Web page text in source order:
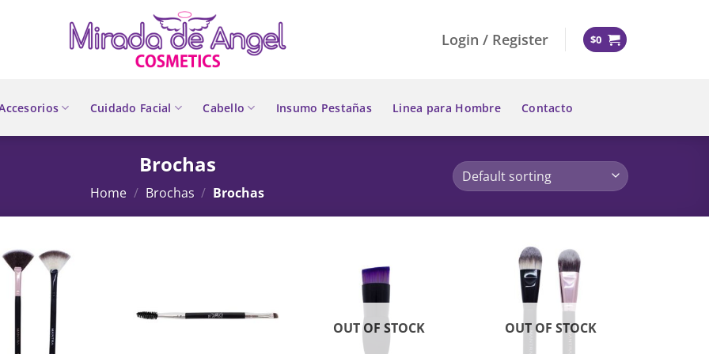
Login / Register $0
Cuidado Facial Cabello Insumo Pestañas Linea para Hombre Contacto
Brochas
Home / Brochas / Brochas
OUT OF STOCK OUT OF STOCK